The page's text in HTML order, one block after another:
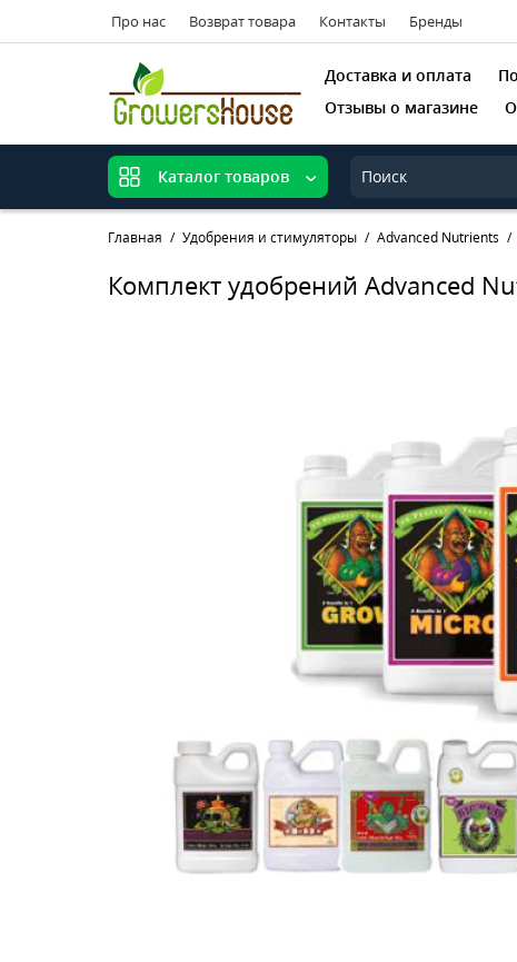
Про нас Возврат товара Контакты Бренды
Доставка и оплата
Отзывы о магазине
Каталог товаров
Главная Удобрения и стимуляторы Advanced Nutrients
Комплект удобрений Advanced